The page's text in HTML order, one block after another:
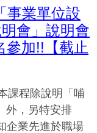
事業單位設
會」說明會
參加!!【截止
課程除說明「哺
外，另特安排
企業先進於職場